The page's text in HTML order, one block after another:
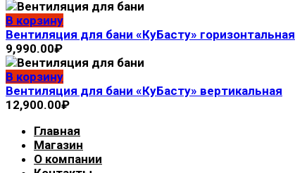
В корзину
Вентиляция для бани «КуБасту» горизонтальная
9,990.00₽
В корзину
Вентиляция для бани «КуБасту» вертикальная
12,900.00₽
Главная
Магазин
О компании